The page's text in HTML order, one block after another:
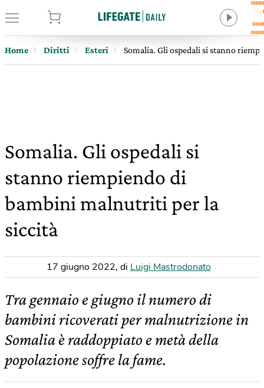
Home Diritti Esteri Somalia. Gli ospedali si stanno
Somalia. Gli ospedali si
stanno riempiendo di
bambini malnutriti per la
siccità
17 giugno 2022, di Luigi Mastrodonato
Tra gennaio e giugno il numero di
bambini ricoverati per malnutrizione in
Somalia è raddoppiato e metà della
popolazione soffre la fame.